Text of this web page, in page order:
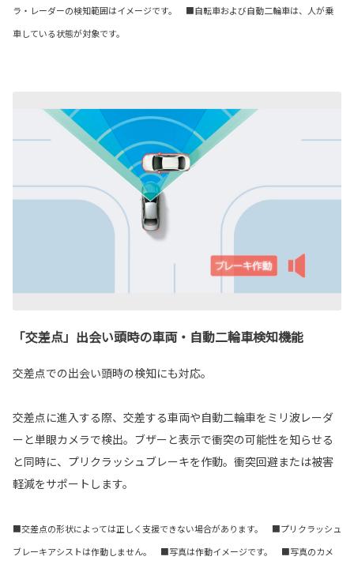
ラ・レーダーの検知範囲はイメージです。 ■自転車および自動二輪車は、人が乗
車している状態が対象です。
「交差点」出会い頭時の車両・自動二輪車検知機能
交差点での出会い頭時の検知にも対応。
交差点に進入する際、交差する車両や自動二輪車をミリ波レーダ
ーと単眼カメラで検出。ブザーと表示で衝突の可能性を知らせる
と同時に、プリクラッシュブレーキを作動。衝突回避または被害
軽減をサポートします。
■交差点の形状によっては正しく支援できない場合があります。 ■プリクラッシュ
ブレーキアシストは作動しません。 ■写真は作動イメージです。 ■写真のカメ